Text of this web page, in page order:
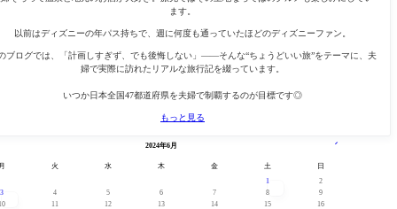
ます。
以前はディズニーの年パス持ちで、週に何度も通っていたほどのディズニーファン。
ブログでは、「計画しすぎず、でも後悔しない」——そんな“ちょうどいい旅”をテーマに、夫
婦で実際に訪れたリアルな旅行記を綴っています。
いつか日本全国47都道府県を夫婦で制覇するのが目標です◎
もっと見る
2024年6月
月 火 水 木 金 土
日
1
2
3
4 5 6 7 8
9
10
11 12 13 14 15
16